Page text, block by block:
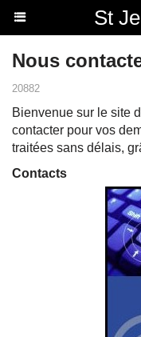
St
Nous
20882
Bienvenue sur le site
contacter pour vos
traitées sans délais,
Contacts